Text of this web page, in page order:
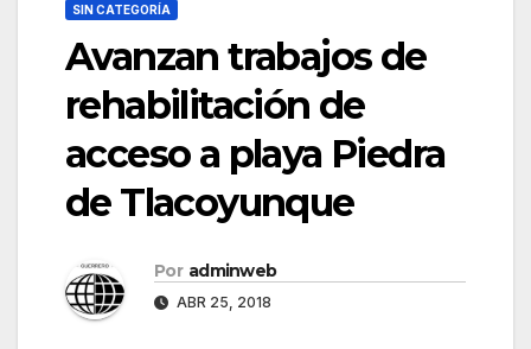
SIN CATEGORÍA
Avanzan trabajos de
rehabilitación de
acceso a playa Piedra
de Tlacoyunque
Por adminweb
ABR 25, 2018